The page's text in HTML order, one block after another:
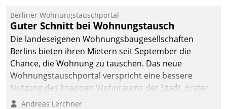
Berliner Wohnungstauschportal
Guter Schnitt bei Wohnungstausch
Die landeseigenen Wohnungsbaugesellschaften
Berlins bieten ihren Mietern seit September die
Chance, die Wohnung zu tauschen. Das neue
Wohnungstauschportal verspricht eine bessere
Nutzung des knappen Wohnraums der Stadt. Erster
Anwendungsfall für Datatrains Lösung API-Hub mit
Andreas Lerchner